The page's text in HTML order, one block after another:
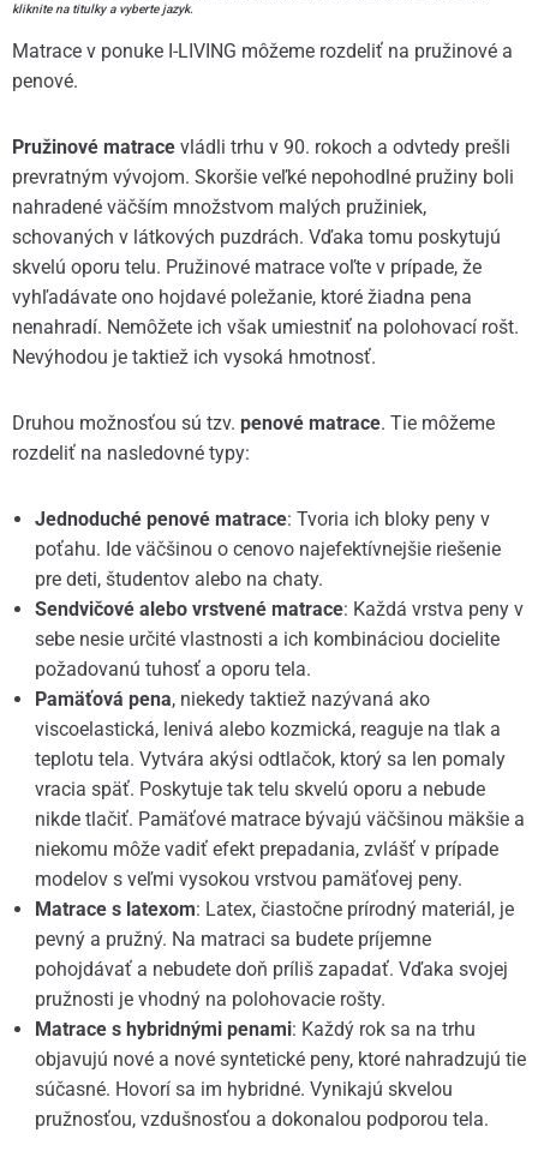
kliknite na titulky a vyberte jazyk.
Matrace v ponuke I-LIVING môžeme rozdeliť na pružinové a
penové.
Pružinové matrace vládli trhu v 90. rokoch a odvtedy prešli
prevratným vývojom. Skoršie veľké nepohodlné pružiny boli
nahradené väčším množstvom malých pružiniek,
schovaných v látkových puzdrách. Vďaka tomu poskytujú
skvelú oporu telu. Pružinové matrace voľte v prípade, že
vyhľadávate ono hojdavé poležanie, ktoré žiadna pena
nenahradí. Nemôžete ich však umiestniť na polohovací rošt.
Nevýhodou je taktiež ich vysoká hmotnosť.
Druhou možnosťou sú tzv. penové matrace. Tie môžeme
rozdeliť na nasledovné typy:
Jednoduché penové matrace: Tvoria ich bloky peny v
poťahu. Ide väčšinou o cenovo najefektívnejšie riešenie
pre deti, študentov alebo na chaty.
Sendvičové alebo vrstvené matrace: Každá vrstva peny v
sebe nesie určité vlastnosti a ich kombináciou docielite
požadovanú tuhosť a oporu tela.
Pamäťová pena, niekedy taktiež nazývaná ako
viscoelastická, lenivá alebo kozmická, reaguje na tlak a
teplotu tela. Vytvára akýsi odtlačok, ktorý sa len pomaly
vracia späť. Poskytuje tak telu skvelú oporu a nebude
nikde tlačiť. Pamäťové matrace bývajú väčšinou mäkšie a
niekomu môže vadiť efekt prepadania, zvlášť v prípade
modelov s veľmi vysokou vrstvou pamäťovej peny.
Matrace s latexom: Latex, čiastočne prírodný materiál, je
pevný a pružný. Na matraci sa budete príjemne
pohojdávať a nebudete doň príliš zapadať. Vďaka svojej
pružnosti je vhodný na polohovacie rošty.
Matrace s hybridnými penami: Každý rok sa na trhu
objavujú nové a nové syntetické peny, ktoré nahradzujú tie
súčasné. Hovorí sa im hybridné. Vynikajú skvelou
pružnosťou, vzdušnosťou a dokonalou podporou tela.